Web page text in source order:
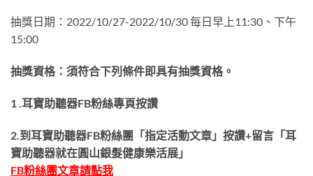
抽獎日期：2022/10/27-2022/10/30 每日早上11:30、下午
15:00
抽獎資格：須符合下列條件即具有抽獎資格。
1 .耳寶助聽器FB粉絲專頁按讚
2.到耳寶助聽器FB粉絲團「指定活動文章」按讚+留言「耳
寶助聽器就在圓山銀髮健康樂活展」
FB粉絲團文章請點我